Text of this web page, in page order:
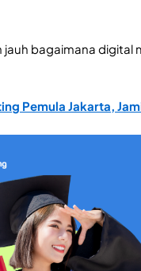
jauh bagaimana
Pemula Jakarta,